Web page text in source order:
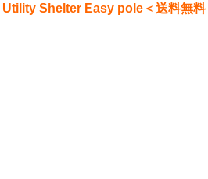
Shelter Easy pole＜送料無料